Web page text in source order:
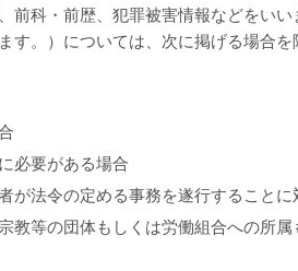
前科・前歴、犯罪被害情報などをい
。）については、次に掲げる場合
必要がある場合
法令の定める事務を遂行すること
等の団体もしくは労働組合への所